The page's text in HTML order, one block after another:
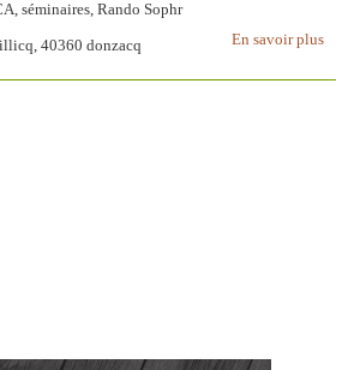
séminaires, Rando Sophr
En savoir plus
40360 donzacq